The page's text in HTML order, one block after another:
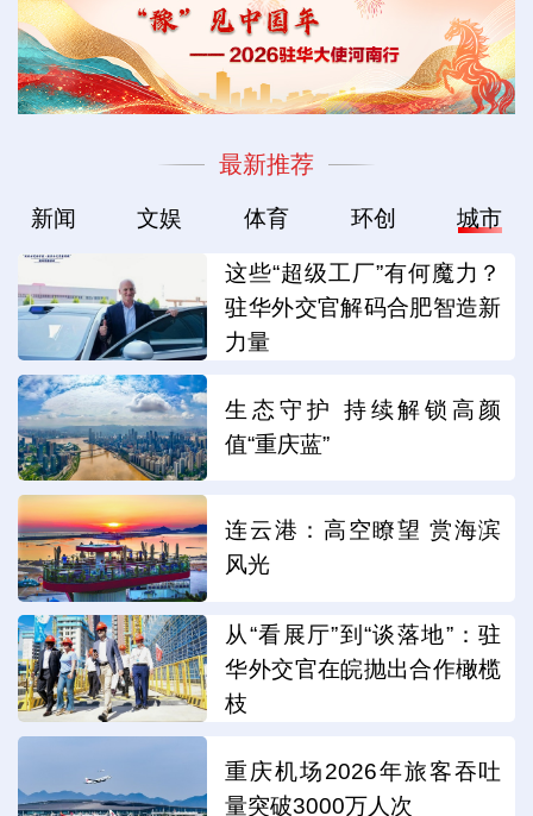
最新推荐
新闻 文娱 体育 环创 城市
这些“超级工厂”有何魔力？
驻华外交官解码合肥智造新
力量
生态守护 持续解锁高颜
值“重庆蓝”
连云港：高空瞭望 赏海滨
风光
从“看展厅”到“谈落地”：驻
华外交官在皖抛出合作橄榄
枝
重庆机场2026年旅客吞吐
量突破3000万人次